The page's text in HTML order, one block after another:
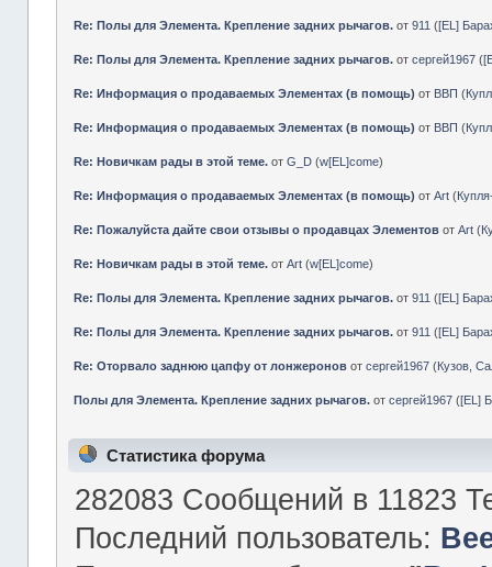
Re: Полы для Элемента. Крепление задних рычагов. от911 ([EL]
Re: Полы для Элемента. Крепление задних рычагов. отсергей1967 (
Re: Информация о продаваемых Элементах (в помощь) от ВВП (
Re: Информация о продаваемых Элементах (в помощь) от ВВП (
Re: Новичкам рады в этой теме. отG_D (w[EL]come)
Re: Информация о продаваемых Элементах (в помощь) отArt (
Re: Пожалуйста дайте свои отзывы о продавцах Элементов отArt (
Re: Новичкам рады в этой теме. отArt (w[EL]come)
Re: Полы для Элемента. Крепление задних рычагов. от911 ([EL]
Re: Полы для Элемента. Крепление задних рычагов. от911 ([EL]
Re: Оторвало заднюю цапфу от лонжеронов отсергей1967 (Кузов,
Полы для Элемента. Крепление задних рычагов. отсергей1967 ([EL]
Статистика форума
282083 Сообщений в 11823
Последний пользователь: